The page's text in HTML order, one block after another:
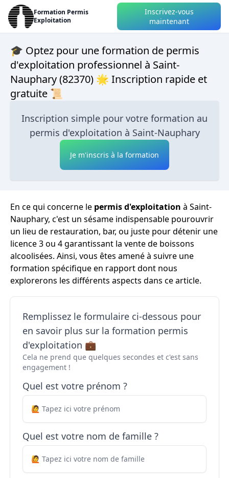
Formation Permis
Exploitation
Inscrivez-vous
maintenant
🎓 Optez pour une formation de permis
d'exploitation professionnel à Saint-
Nauphary (82370) 🌟 Inscription rapide et
gratuite 📜
Inscription simple pour votre formation au
permis d'exploitation à Saint-Nauphary
Je m'inscris à la formation
En ce qui concerne le permis d'exploitation à Saint-
Nauphary, c'est un sésame indispensable pourouvrir
un lieu de restauration, bar, ou juste pour détenir une
licence 3 ou 4 garantissant la vente de boissons
alcoolisées. Ainsi, vous êtes amené à suivre une
formation spécifique en rapport dont nous
explorerons les différents aspects dans ce article.
Remplissez le formulaire ci-dessous pour
en savoir plus sur la formation permis
d'exploitation 💼
Cela ne prend que quelques secondes et c'est sans
engagement !
Quel est votre prénom ?
Quel est votre nom de famille ?